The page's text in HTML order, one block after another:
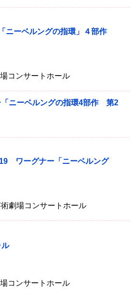
ーベルングの指環」４部作
コンサートホール
ニーベルングの指環4部作 第2
ワーグナー「ニーベルング
劇場コンサートホール
ル
コンサートホール